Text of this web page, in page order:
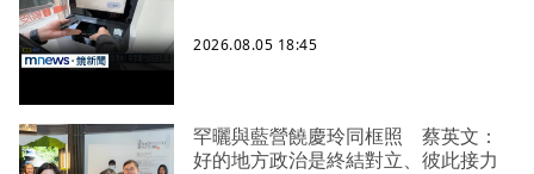
2026.08.05 18:45
罕曬與藍營饒慶玲同框照 蔡英文：
好的地方政治是終結對立、彼此接力